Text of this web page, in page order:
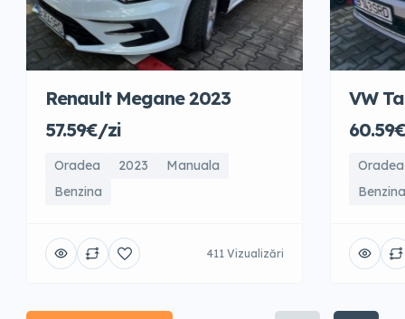
Renault Megane 2023
57.59€/zi
Oradea 2023
Manuala
Benzina
411 Vizualizări
VW
Oradea
Benzina